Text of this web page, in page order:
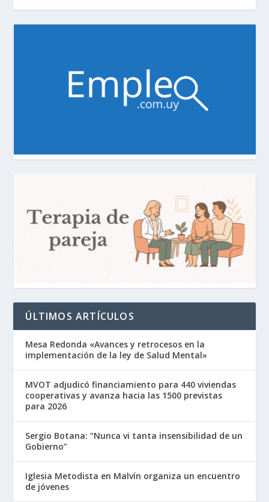
ÚLTIMOS ARTÍCULOS
Mesa Redonda «Avances y retrocesos en la
implementación de la ley de Salud Mental»
MVOT adjudicó financiamiento para 440 viviendas
cooperativas y avanza hacia las 1500 previstas
para 2026
Sergio Botana: “Nunca vi tanta insensibilidad de un
Gobierno”
Iglesia Metodista en Malvín organiza un encuentro
de jóvenes